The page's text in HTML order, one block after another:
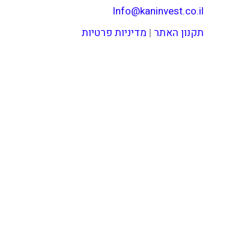
Info@kaninvest.co.il
תקנון האתר | מדיניות פרטיות